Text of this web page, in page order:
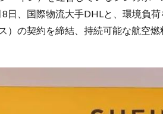
日、国際物流大手DHLと、環境負
）の契約を締結、持続可能な航空燃